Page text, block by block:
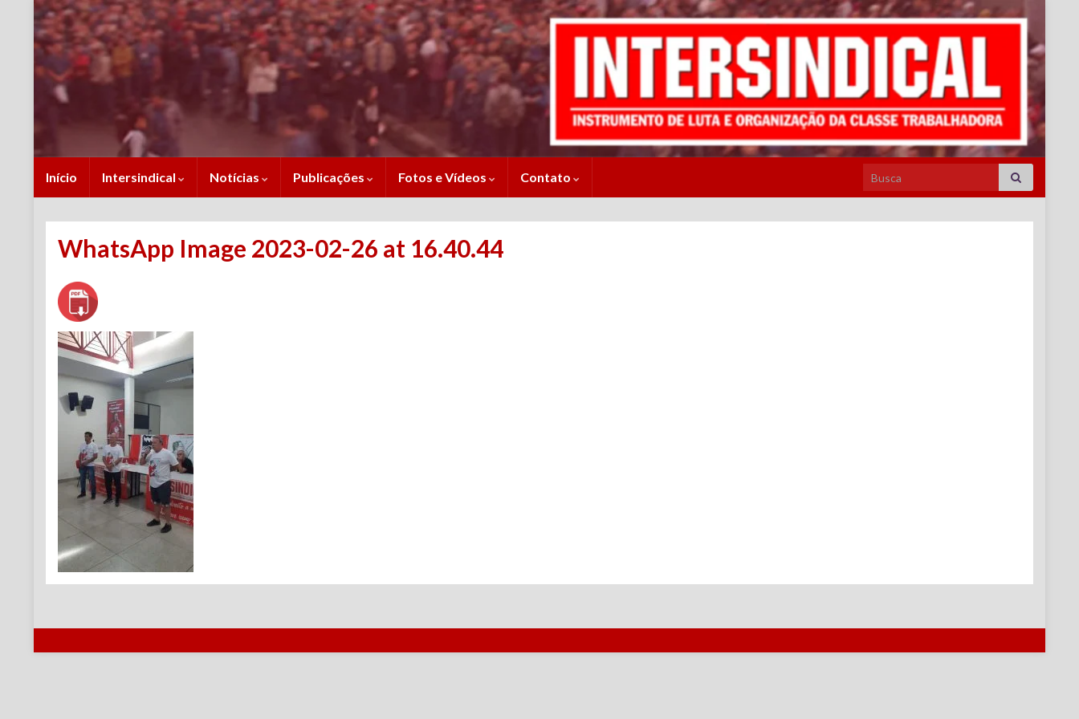
Início Intersindical Notícias Publicações Fotos e Vídeos Contato Search for:
WhatsApp Image 2023-02-26 at 16.40.44